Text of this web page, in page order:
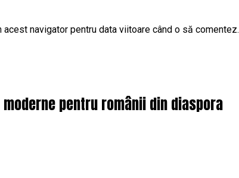
navigator pentru data viitoare când o să comentez.
pentru românii din diaspora